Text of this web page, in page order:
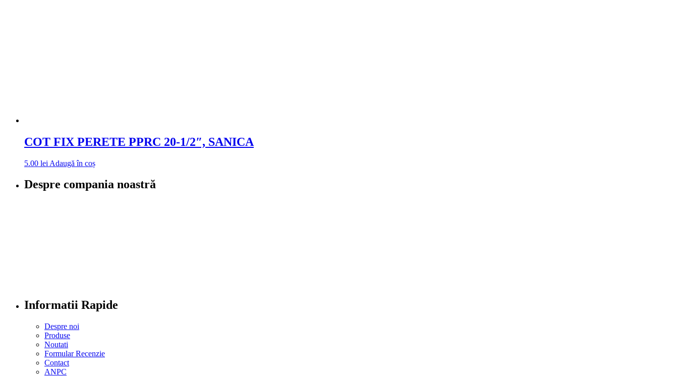
COT FIX PERETE PPRC 20-1/2″, SANICA
5.00 lei Adaugă în coș
Despre compania noastră
Informatii Rapide
Despre noi
Produse
Noutati
Formular Recenzie
Contact
ANPC